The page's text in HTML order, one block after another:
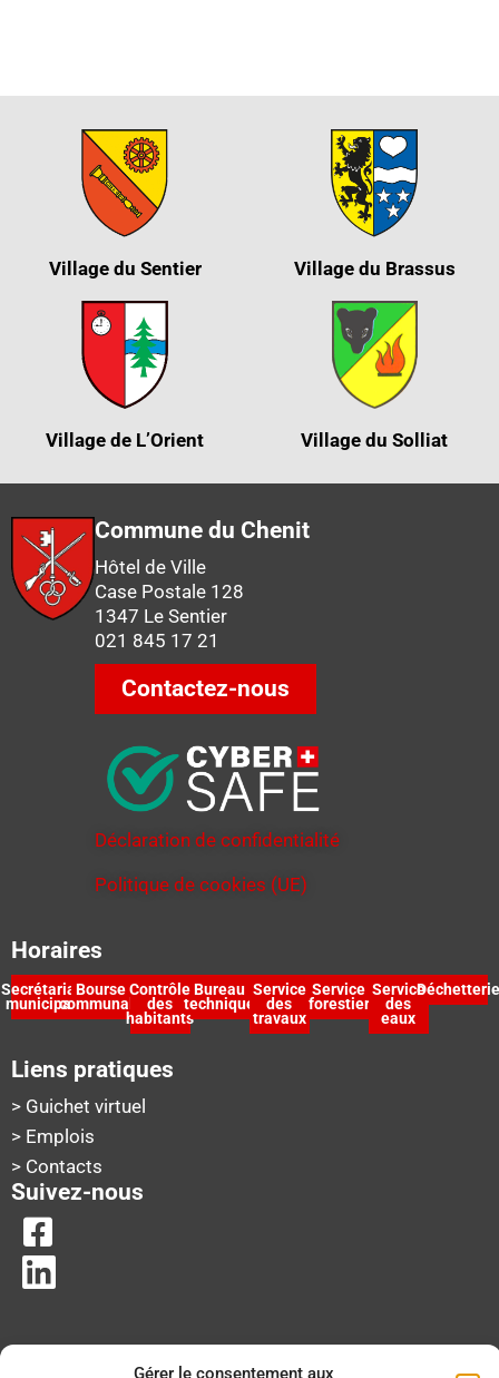
Gérer le consentement aux
Village du Sentier Village du Brassus
Village de L’Orient Village du Solliat
Commune du Chenit
Hôtel de Ville
Case Postale 128
1347 Le Sentier
021 845 17 21
Contactez-nous
Déclaration de confidentialité
Politique de cookies (UE)
Horaires
Secrétariat
municipal
Bourse
communale
Contrôle
des
habitants
Bureau
technique
Service
des
travaux
Service
forestier
Service
des
eaux
Déchetterie
Liens pratiques
> Guichet virtuel
> Emplois
> Contacts
Suivez-nous